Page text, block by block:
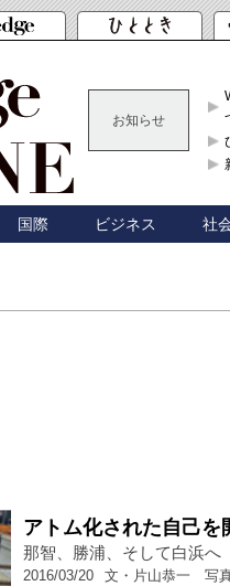
お知らせ
国際 ビジネス 社
アトム化された自己
那智、勝浦、そして白浜へ
2016/03/20
文・片山恭一 写